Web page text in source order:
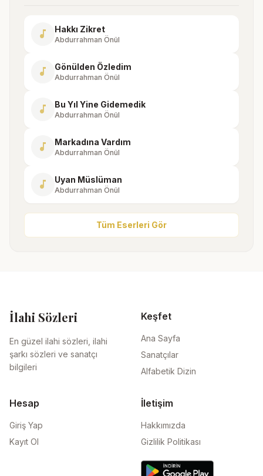
music_note Hakkı Zikret
Abdurrahman Önül
music_note Gönülden Özledim
Abdurrahman Önül
music_note Bu Yıl Yine Gidemedik
Abdurrahman Önül
music_note Markadına Vardım
Abdurrahman Önül
music_note Uyan Müslüman
Abdurrahman Önül
Tüm Eserleri Gör
İlahi Sözleri
En güzel ilahi sözleri, ilahi
şarkı sözleri ve sanatçı
bilgileri
Keşfet
Ana Sayfa
Sanatçılar
Alfabetik Dizin
Hesap
Giriş Yap
Kayıt Ol
İletişim
Hakkımızda
Gizlilik Politikası